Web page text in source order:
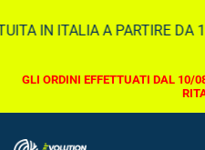
direttamente
contenuti
IN ITALIA A PARTIRE DA 100€
GLI ORDINI EFFETTUATI DAL 10/